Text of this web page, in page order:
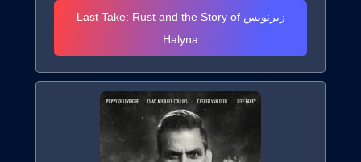
زیرنویس Last Take: Rust and the Story of
Halyna